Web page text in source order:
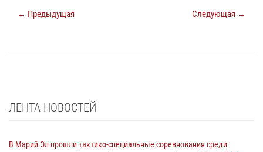
← Предыдущая Следующая →
ЛЕНТА НОВОСТЕЙ
В Марий Эл прошли тактико-специальные соревнования среди